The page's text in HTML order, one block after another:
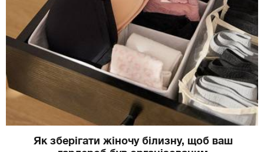
Як зберігати жіночу білизну, щоб ваш